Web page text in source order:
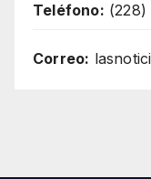
Teléfono: (228)
Correo: